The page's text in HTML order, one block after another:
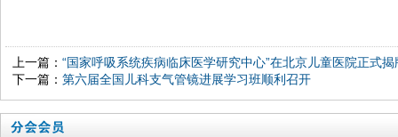
上一篇： “国家呼吸系统疾病临床医学研究中心”在北京儿童医院正式揭
下一篇： 第六届全国儿科支气管镜进展学习班顺利召开